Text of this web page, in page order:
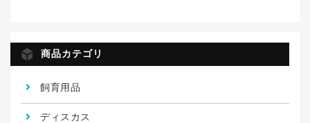
商品カテゴリ
飼育用品
ディスカス